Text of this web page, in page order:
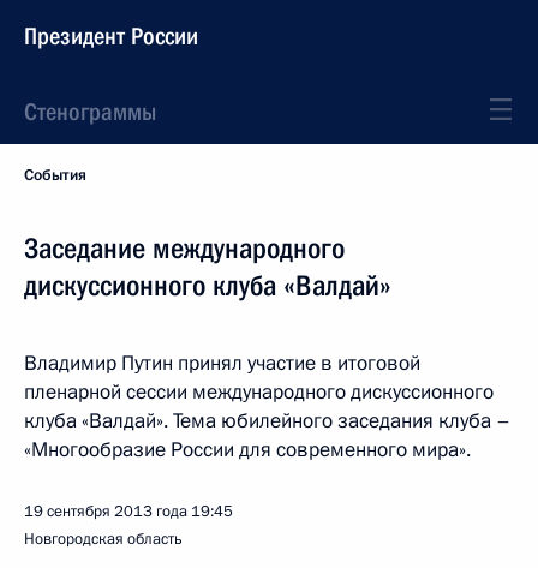
Президент России
Стенограммы
События
Заседание международного
дискуссионного клуба «Валдай»
Владимир Путин принял участие в итоговой
пленарной сессии международного дискуссионного
клуба «Валдай». Тема юбилейного заседания клуба –
«Многообразие России для современного мира».
19 сентября 2013 года 19:45
Новгородская область